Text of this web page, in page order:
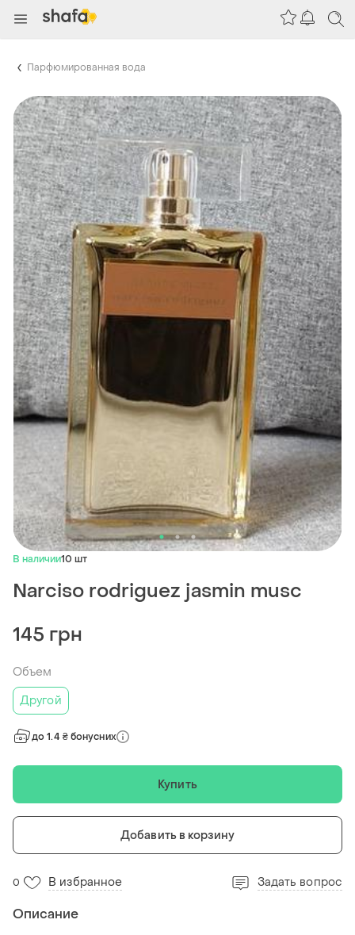
Парфюмированная вода
В наличии10 шт
Narciso rodriguez jasmin musc
145 грн
Объем
Другой
до 1.4 ₴ бонусних
Купить
Добавить в корзину
0 В избранное Задать вопрос
Описание